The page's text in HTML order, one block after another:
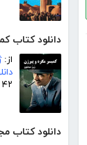
دانلود کتاب
از:
۴۲ صفحه
دانلود کتاب